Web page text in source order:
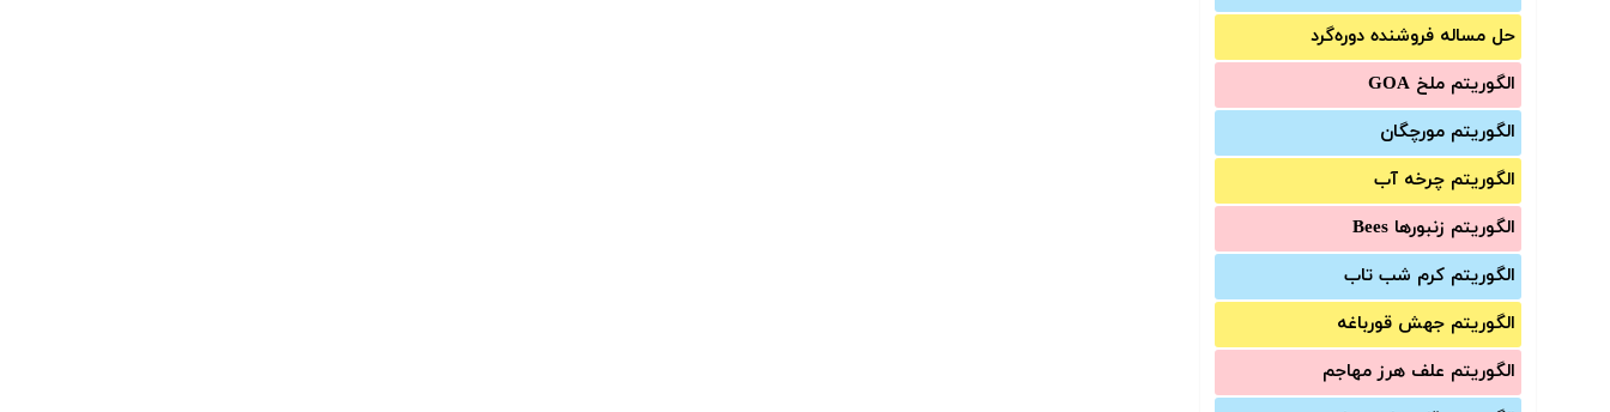
حل مساله فروشنده دوره‌گرد
الگوریتم ملخ GOA
الگوریتم مورچگان
الگوریتم چرخه آب
الگوریتم زنبورها Bees
الگوریتم کرم شب تاب
الگوریتم جهش قورباغه
الگوریتم علف هرز مهاجم